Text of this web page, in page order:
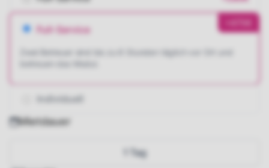
Full-Service
Zwei Betreuer sind bis zu 6 Stunden täglich vor Ort und
Individuell
Mietdauer
1 Tag